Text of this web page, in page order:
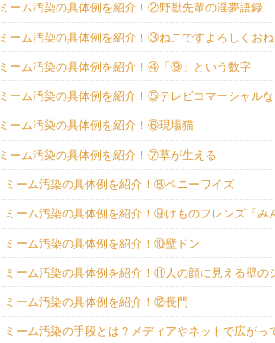
ミーム汚染の具体例を紹介！②野獣先輩の淫夢語録
ミーム汚染の具体例を紹介！③ねこですよろしくお
ミーム汚染の具体例を紹介！④「⑨」という数字
ミーム汚染の具体例を紹介！⑤テレビコマーシャル
ミーム汚染の具体例を紹介！⑥現場猫
ミーム汚染の具体例を紹介！⑦草が生える
ミーム汚染の具体例を紹介！⑧ペニーワイズ
ミーム汚染の具体例を紹介！⑨けものフレンズ「み
ミーム汚染の具体例を紹介！⑩壁ドン
ミーム汚染の具体例を紹介！⑪人の顔に見える壁の
ミーム汚染の具体例を紹介！⑫長門
ミーム汚染の手段とは？メディアやネットで広がっ